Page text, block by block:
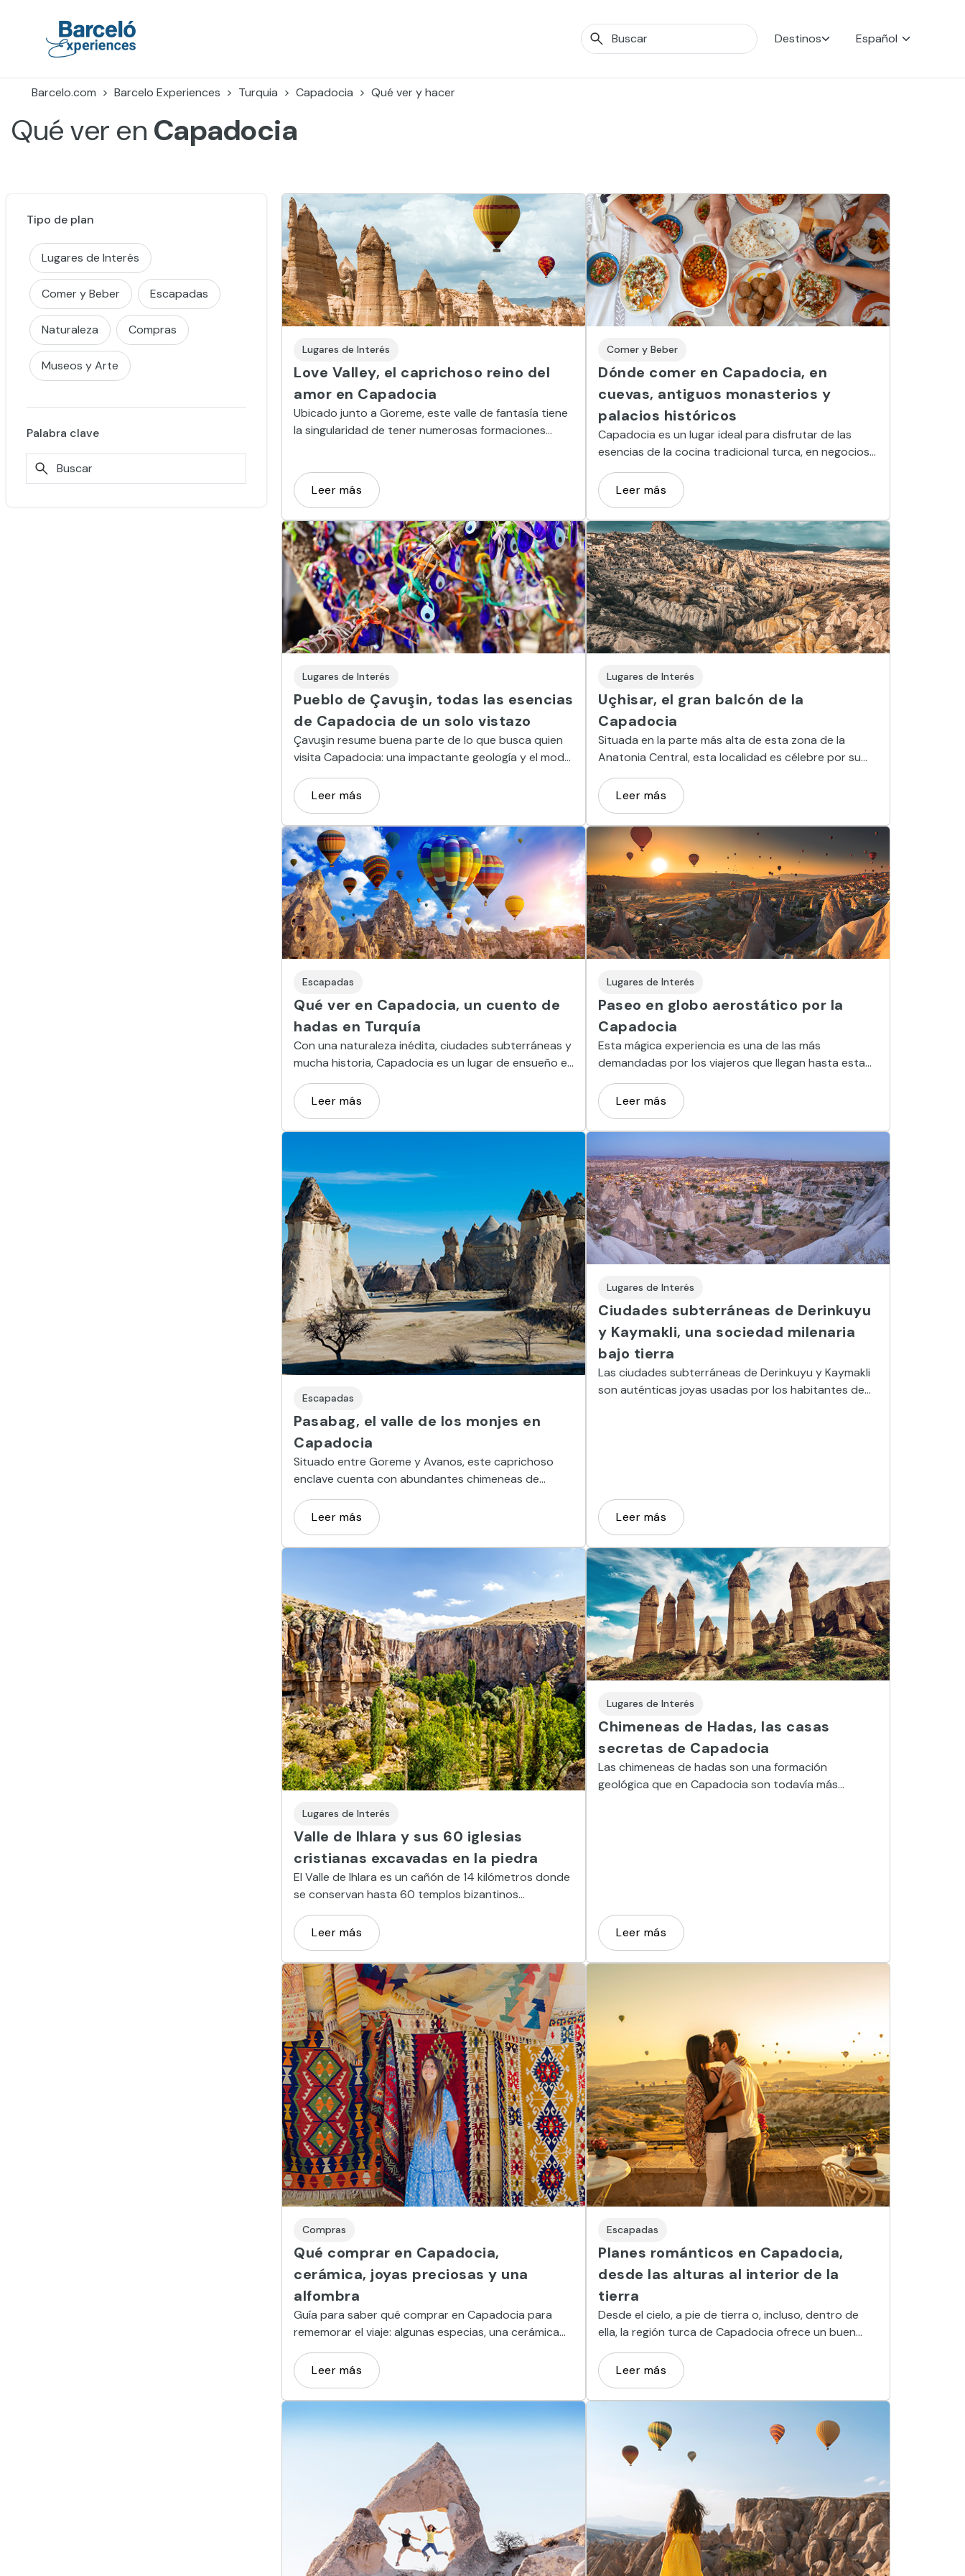
Destinos Español
Barcelo.com Barcelo Experiences Turquia Capadocia Qué ver y hacer
Qué ver en Capadocia
Tipo de plan
Lugares de Interés
Comer y Beber Escapadas
Naturaleza Compras
Museos y Arte
Palabra clave
Lugares de Interés
Love Valley, el caprichoso reino del
amor en Capadocia
Ubicado junto a Goreme, este valle de fantasía tiene
la singularidad de tener numerosas formaciones
Leer más
Comer y Beber
Dónde comer en Capadocia, en
cuevas, antiguos monasterios y
palacios históricos
Capadocia es un lugar ideal para disfrutar de las
esencias de la cocina tradicional turca, en negocios
que preservan su historia y que, incluso, se resisten a
los gustos de los viajeros menos receptivos.
Leer más
Lugares de Interés
Pueblo de Çavuşin, todas las esencias
de Capadocia de un solo vistazo
Çavuşin resume buena parte de lo que busca quien
visita Capadocia: una impactante geología y el modo
en que se han adaptado a ésta cuantos la han
habitado a lo largo de los siglos.
Leer más
Lugares de Interés
Uçhisar, el gran balcón de la
Capadocia
Situada en la parte más alta de esta zona de la
Anatonia Central, esta localidad es célebre por su
impresionante fortaleza de roca natural
Leer más
Escapadas
Qué ver en Capadocia, un cuento de
hadas en Turquía
Con una naturaleza inédita, ciudades subterráneas y
mucha historia, Capadocia es un lugar de ensueño en
pleno corazón de Turquía. Conócelo por tierra y
desde el aire.
Leer más
Lugares de Interés
Paseo en globo aerostático por la
Capadocia
Esta mágica experiencia es una de las más
demandadas por los viajeros que llegan hasta esta
región de Turquía modelada a capricho por la
Naturaleza
Leer más
Escapadas
Pasabag, el valle de los monjes en
Capadocia
Situado entre Goreme y Avanos, este caprichoso
enclave cuenta con abundantes chimeneas de
hadas de piedra caliza
Leer más
Lugares de Interés
Ciudades subterráneas de Derinkuyu
y Kaymakli, una sociedad milenaria
bajo tierra
Las ciudades subterráneas de Derinkuyu y Kaymakli
son auténticas joyas usadas por los habitantes de
Leer más
Lugares de Interés
Valle de Ihlara y sus 60 iglesias
cristianas excavadas en la piedra
El Valle de Ihlara es un cañón de 14 kilómetros donde
se conservan hasta 60 templos bizantinos
excavados en la roca y con frescos pre-
iconoclastas.
Leer más
Lugares de Interés
Chimeneas de Hadas, las casas
secretas de Capadocia
Las chimeneas de hadas son una formación
geológica que en Capadocia son todavía más
Leer más
Compras
Qué comprar en Capadocia,
cerámica, joyas preciosas y una
alfombra
Guía para saber qué comprar en Capadocia para
rememorar el viaje: algunas especias, una cerámica
pintada a mano y una alfombra que nos parecerá
mágica.
Leer más
Escapadas
Planes románticos en Capadocia,
desde las alturas al interior de la
tierra
Desde el cielo, a pie de tierra o, incluso, dentro de
ella, la región turca de Capadocia ofrece un buen
listado de actividades y momentos para disfrutar en
pareja, generando recuerdos absolutamente
imborrables.
Leer más